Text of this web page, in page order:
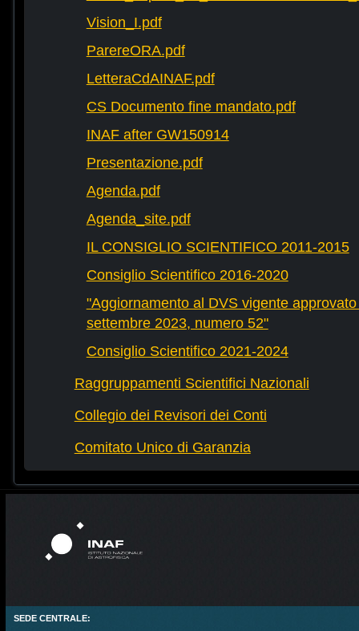
Vision_I.pdf
ParereORA.pdf
LetteraCdAINAF.pdf
CS Documento fine mandato.pdf
INAF after GW150914
Presentazione.pdf
Agenda.pdf
Agenda_site.pdf
IL CONSIGLIO SCIENTIFICO 2011-2015
Consiglio Scientifico 2016-2020
"Aggiornamento al DVS vigente
settembre 2023, numero 52"
Consiglio Scientifico 2021-2024
Raggruppamenti Scientifici Nazionali
Collegio dei Revisori dei Conti
Comitato Unico di Garanzia
SEDE CENTRALE: